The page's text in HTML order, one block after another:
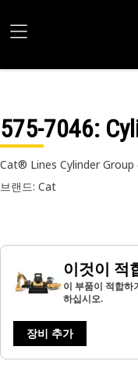
575-7046:
Cat® Lines Cylinder
브랜드: Cat
이것이 적
이 부품이 적합하
하십시오.
장비 추가